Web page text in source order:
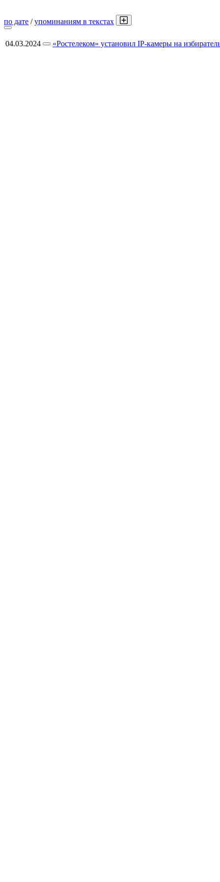
по дате /упоминаниям в текстах
04.03.2024 «Ростелеком» установил IP-камеры на